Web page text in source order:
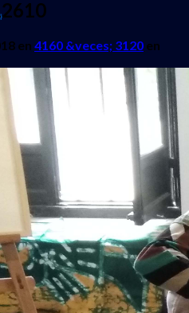
en 4160 &veces; 3120 en